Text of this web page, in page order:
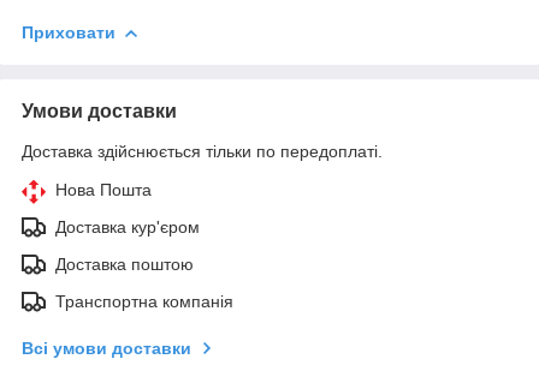
Приховати
Умови доставки
Доставка здійснюється тільки по передоплаті.
Нова Пошта
Доставка кур'єром
Доставка поштою
Транспортна компанія
Всі умови доставки